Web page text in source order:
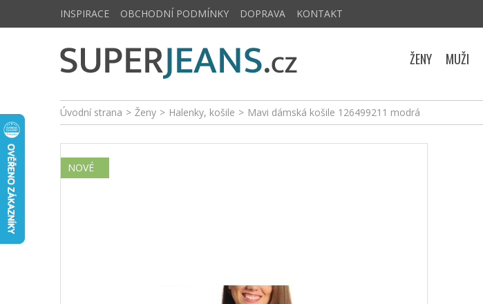
Úvodní strana > Ženy > Halenky, košile > Mavi dámská košile 126499211 modrá
NOVÉ
INSPIRACE OBCHODNÍ PODMÍNKY DOPRAVA KONTAKT
ŽENY MUŽI